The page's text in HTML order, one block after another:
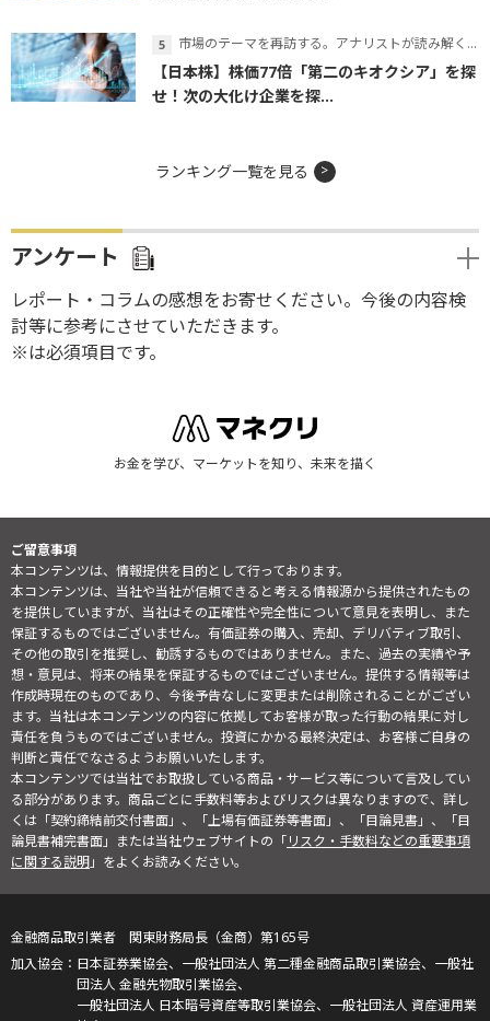
市場のテーマを再訪する。アナリストが読み解くテーマの本質
【日本株】株価77倍「第二のキオクシア」を探
せ！次の大化け企業を探...
ランキング一覧を見る
アンケート
レポート・コラムの感想をお寄せください。今後の内容検
討等に参考にさせていただきます。
※は必須項目です。
お金を学び、マーケットを知り、未来を描く
ご留意事項
本コンテンツは、情報提供を目的として行っております。
本コンテンツは、当社や当社が信頼できると考える情報源から提供されたもの
を提供していますが、当社はその正確性や完全性について意見を表明し、また
保証するものではございません。有価証券の購入、売却、デリバティブ取引、
その他の取引を推奨し、勧誘するものではありません。また、過去の実績や予
想・意見は、将来の結果を保証するものではございません。提供する情報等は
作成時現在のものであり、今後予告なしに変更または削除されることがござい
ます。当社は本コンテンツの内容に依拠してお客様が取った行動の結果に対し
責任を負うものではございません。投資にかかる最終決定は、お客様ご自身の
判断と責任でなさるようお願いいたします。
本コンテンツでは当社でお取扱している商品・サービス等について言及してい
る部分があります。商品ごとに手数料等およびリスクは異なりますので、詳し
くは「契約締結前交付書面」、「上場有価証券等書面」、「目論見書」、「目
論見書補完書面」または当社ウェブサイトの「リスク・手数料などの重要事項
に関する説明」をよくお読みください。
金融商品取引業者 関東財務局長（金商）第165号
日本証券業協会、一般社団法人 第二種金融商品取引業協会、一般社
団法人 金融先物取引業協会、
一般社団法人 日本暗号資産等取引業協会、一般社団法人 資産運用業